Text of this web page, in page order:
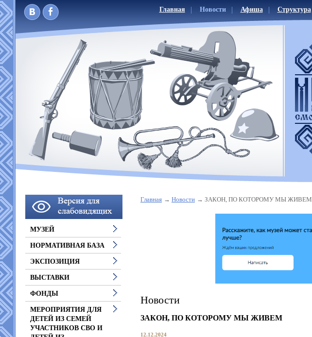
Главная Новости Афиша Структура
Главная Новости ЗАКОН, ПО КОТОРОМУ МЫ ЖИВЕМ
Новости
ЗАКОН, ПО КОТОРОМУ МЫ ЖИВЕМ
12.12.2024
МУЗЕЙ
НОРМАТИВНАЯ БАЗА
ЭКСПОЗИЦИЯ
ВЫСТАВКИ
ФОНДЫ
МЕРОПРИЯТИЯ ДЛЯ
ДЕТЕЙ ИЗ СЕМЕЙ
УЧАСТНИКОВ СВО И